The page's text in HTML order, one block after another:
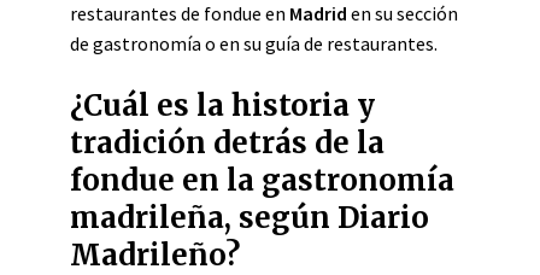
restaurantes de fondue en Madrid en su sección
de gastronomía o en su guía de restaurantes.
¿Cuál es la historia y
tradición detrás de la
fondue en la gastronomía
madrileña, según Diario
Madrileño?